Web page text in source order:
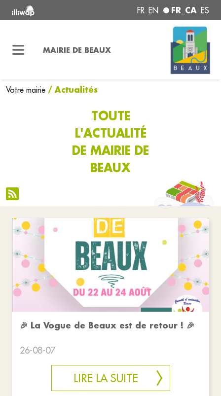
FR EN FR_CA ES
MAIRIE DE BEAUX
Votre mairie / Actualités
TOUTE
L'ACTUALITÉ
DE MAIRIE DE
BEAUX
🎉 La Vogue de Beaux est de retour ! 🎉
26-08-07
LIRE LA SUITE